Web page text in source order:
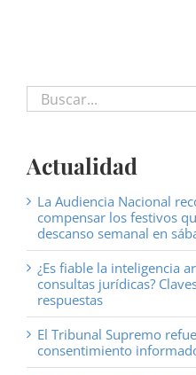
Buscar:
Actualidad
La Audiencia Nacional
compensar los festivos
descanso semanal en
¿Es fiable la inteligencia
consultas jurídicas?
respuestas
El Tribunal Supremo
consentimiento